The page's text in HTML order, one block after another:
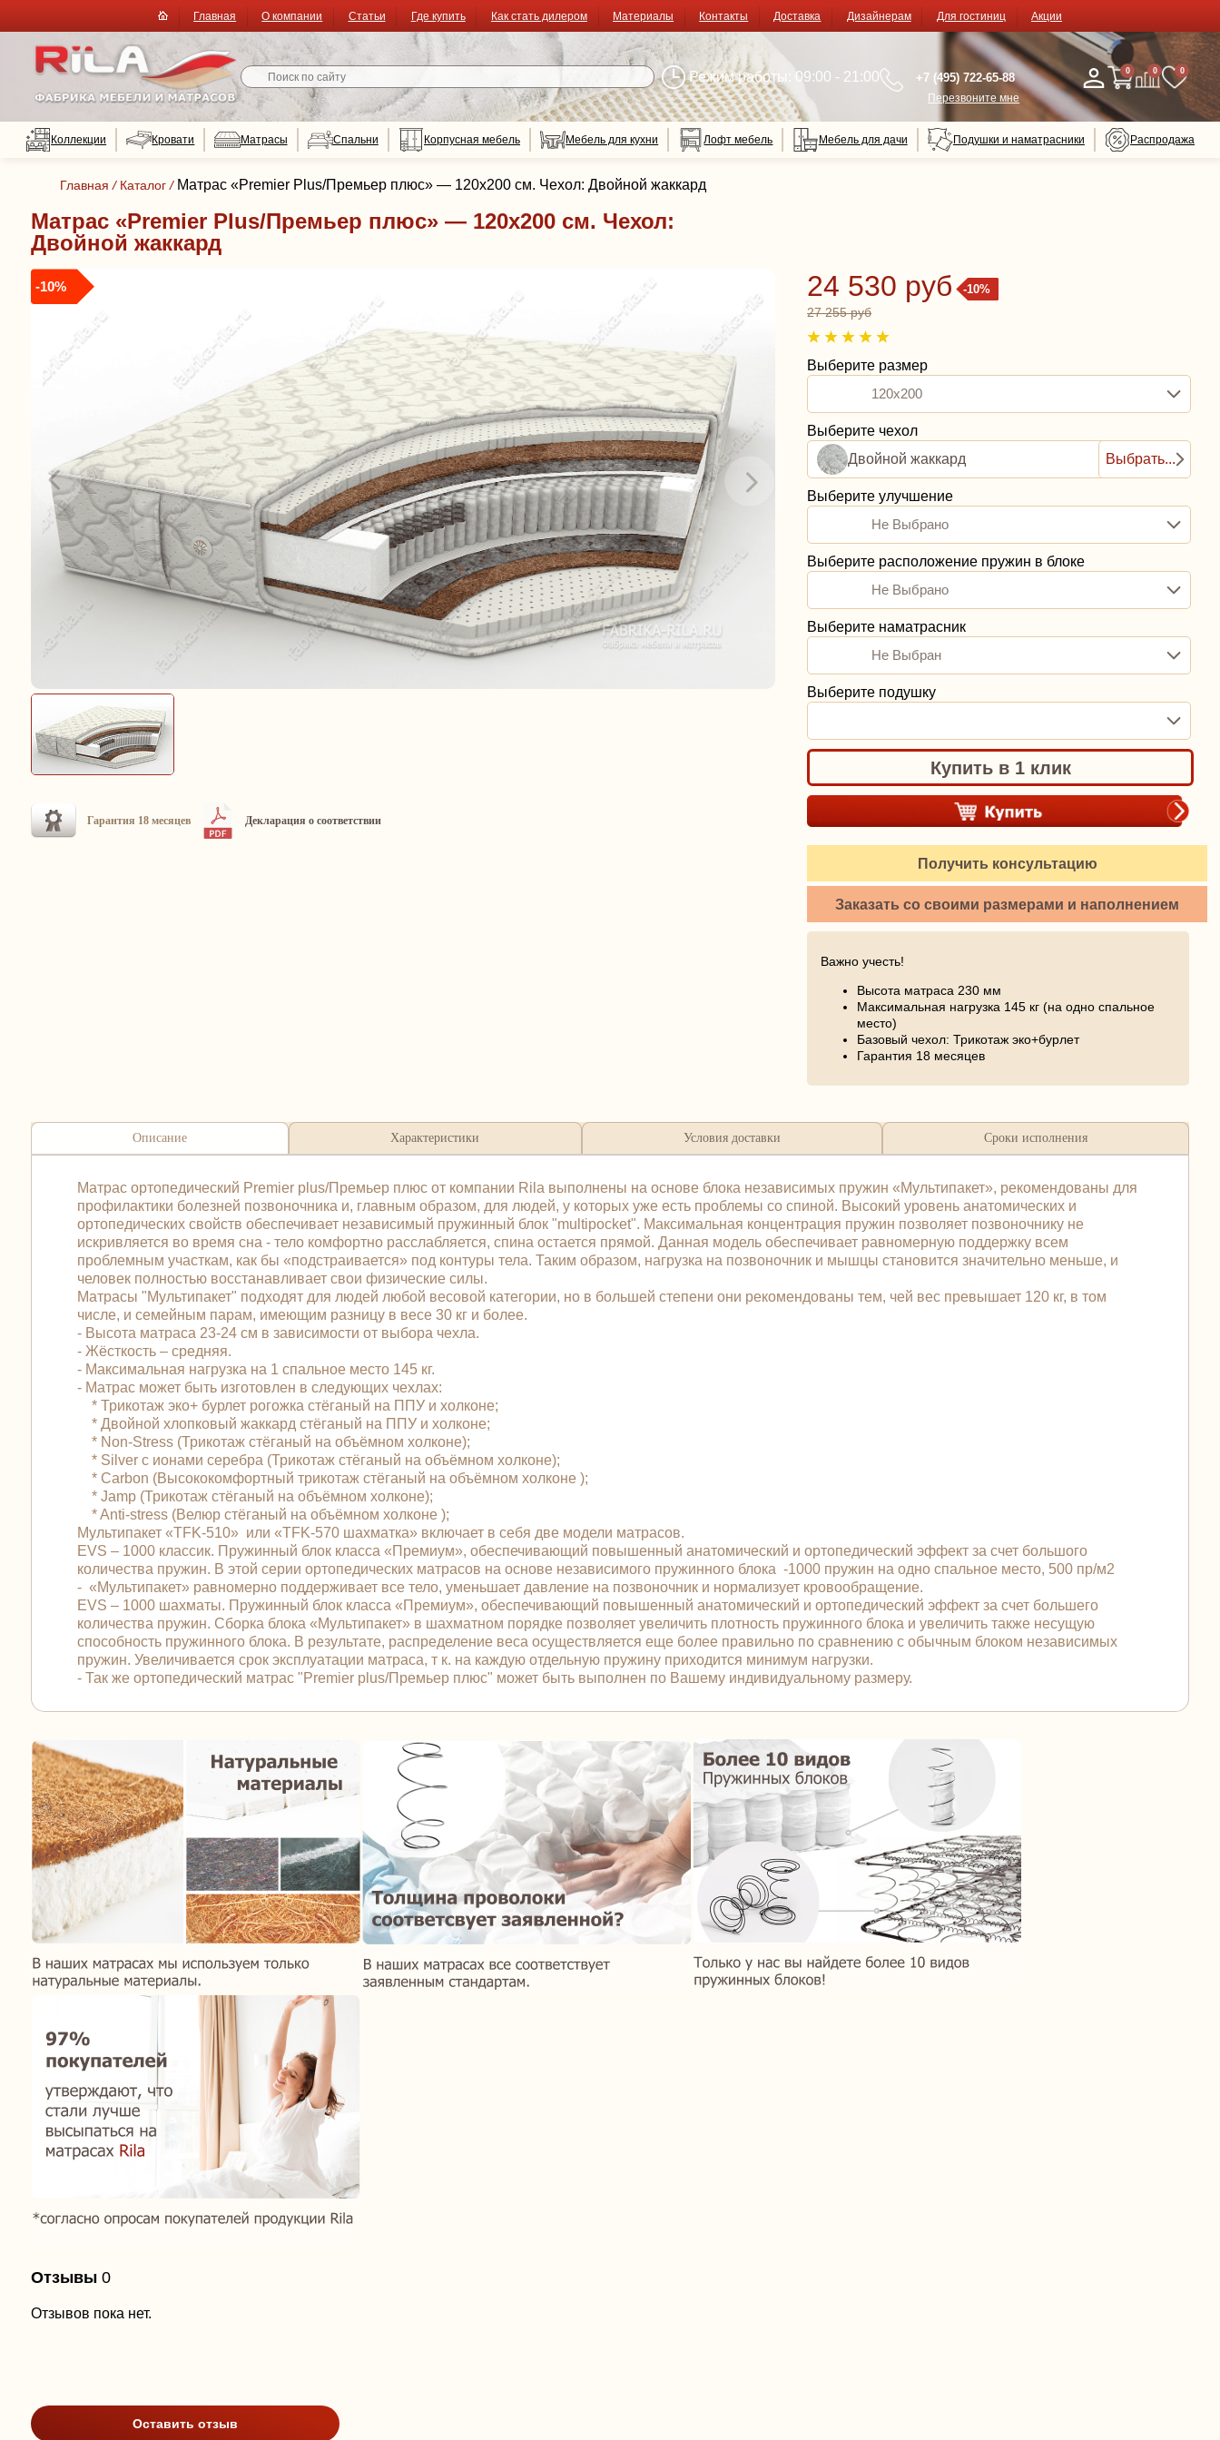
Главная О компании Статьи Где купить Как стать дилером Материалы Контакты Доставка Дизайнерам Для гостиниц Акции
Режим работы: 09:00 - 21:00 +7 (495) 722-65-88
Перезвоните мне
0 0 0
Коллекции Кровати Матрасы Спальни Корпусная мебель Мебель для кухни Лофт мебель Мебель для дачи Подушки и наматрасники Распродажа
Главная / Каталог / Матрас «Premier Plus/Премьер плюс» — 120x200 см. Чехол: Двойной жаккард
Матрас «Premier Plus/Премьер плюс» — 120x200 см. Чехол:
Двойной жаккард
-10%
Гарантия 18 месяцев Декларация о соответствии
-10%
24 530 руб
27 255 руб
Выберите размер
120x200
Выберите чехол
Двойной жаккард
Выбрать...
Выберите улучшение
Не Выбрано
Выберите расположение пружин в блоке
Не Выбрано
Выберите наматрасник
Не Выбран
Выберите подушку
Купить в 1 клик
Получить консультацию
Заказать со своими размерами и наполнением
Важно учесть!
Высота матраса 230 мм
Максимальная нагрузка 145 кг (на одно спальное
место)
Базовый чехол: Трикотаж эко+бурлет
Гарантия 18 месяцев
Описание Характеристики Условия доставки Сроки исполнения
Матрас ортопедический Premier plus/Премьер плюс от компании Rila выполнены на основе блока независимых пружин «Мультипакет», рекомендованы для
профилактики болезней позвоночника и, главным образом, для людей, у которых уже есть проблемы со спиной. Высокий уровень анатомических и
ортопедических свойств обеспечивает независимый пружинный блок "multipocket". Максимальная концентрация пружин позволяет позвоночнику не
искривляется во время сна - тело комфортно расслабляется, спина остается прямой. Данная модель обеспечивает равномерную поддержку всем
проблемным участкам, как бы «подстраивается» под контуры тела. Таким образом, нагрузка на позвоночник и мышцы становится значительно меньше, и
человек полностью восстанавливает свои физические силы.
Матрасы "Мультипакет" подходят для людей любой весовой категории, но в большей степени они рекомендованы тем, чей вес превышает 120 кг, в том
числе, и семейным парам, имеющим разницу в весе 30 кг и более.
- Высота матраса 23-24 см в зависимости от выбора чехла.
- Жёсткость – средняя.
- Максимальная нагрузка на 1 спальное место 145 кг.
- Матрас может быть изготовлен в следующих чехлах:
* Трикотаж эко+ бурлет рогожка стёганый на ППУ и холконе;
* Двойной хлопковый жаккард стёганый на ППУ и холконе;
* Non-Stress (Трикотаж стёганый на объёмном холконе);
* Silver с ионами серебра (Трикотаж стёганый на объёмном холконе);
* Carbon (Высококомфортный трикотаж стёганый на объёмном холконе );
* Jamp (Трикотаж стёганый на объёмном холконе);
* Anti-stress (Велюр стёганый на объёмном холконе );
Мультипакет «TFK-510» или «TFK-570 шахматка» включает в себя две модели матрасов.
EVS – 1000 классик. Пружинный блок класса «Премиум», обеспечивающий повышенный анатомический и ортопедический эффект за счет большого
количества пружин. В этой серии ортопедических матрасов на основе независимого пружинного блока -1000 пружин на одно спальное место, 500 пр/м2
- «Мультипакет» равномерно поддерживает все тело, уменьшает давление на позвоночник и нормализует кровообращение.
EVS – 1000 шахматы. Пружинный блок класса «Премиум», обеспечивающий повышенный анатомический и ортопедический эффект за счет большего
количества пружин. Сборка блока «Мультипакет» в шахматном порядке позволяет увеличить плотность пружинного блока и увеличить также несущую
способность пружинного блока. В результате, распределение веса осуществляется еще более правильно по сравнению с обычным блоком независимых
пружин. Увеличивается срок эксплуатации матраса, т к. на каждую отдельную пружину приходится минимум нагрузки.
- Так же ортопедический матрас "Premier plus/Премьер плюс" может быть выполнен по Вашему индивидуальному размеру.
Отзывы 0
Отзывов пока нет.
Оставить отзыв